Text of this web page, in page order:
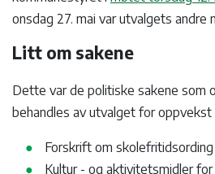
onsdag 27. mai var utvalgets andre
Litt om sakene
Dette var de politiske sakene som
behandles av utvalget for oppvekst
Forskrift om
Kultur - og aktivitetsmidler